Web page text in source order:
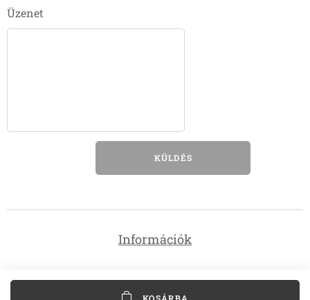
Üzenet
KÜLDÉS
Információk